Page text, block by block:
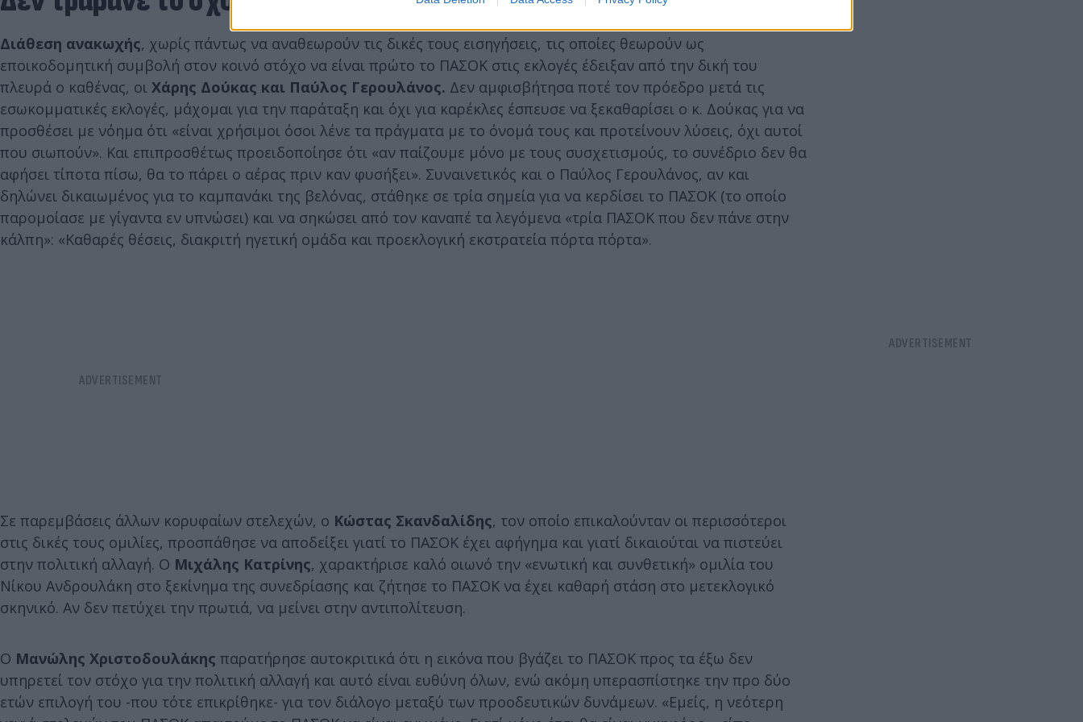
Διάθεση ανακωχής, χωρίς πάντως να αναθεωρούν τις δικές τους εισηγήσεις, τις οποίες θεωρούν ως
εποικοδομητική συμβολή στον κοινό στόχο να είναι πρώτο το ΠΑΣΟΚ στις εκλογές έδειξαν από την δική του
πλευρά ο καθένας, οι Χάρης Δούκας και Παύλος Γερουλάνος. Δεν αμφισβήτησα ποτέ τον πρόεδρο μετά τις
εσωκομματικές εκλογές, μάχομαι για την παράταξη και όχι για καρέκλες έσπευσε να ξεκαθαρίσει ο κ. Δούκας για να
προσθέσει με νόημα ότι «είναι χρήσιμοι όσοι λένε τα πράγματα με το όνομά τους και προτείνουν λύσεις, όχι αυτοί
που σιωπούν». Και επιπροσθέτως προειδοποίησε ότι «αν παίζουμε μόνο με τους συσχετισμούς, το συνέδριο δεν θα
αφήσει τίποτα πίσω, θα το πάρει ο αέρας πριν καν φυσήξει». Συναινετικός και ο Παύλος Γερουλάνος, αν και
δηλώνει δικαιωμένος για το καμπανάκι της βελόνας, στάθηκε σε τρία σημεία για να κερδίσει το ΠΑΣΟΚ (το οποίο
παρομοίασε με γίγαντα εν υπνώσει) και να σηκώσει από τον καναπέ τα λεγόμενα «τρία ΠΑΣΟΚ που δεν πάνε στην
κάλπη»: «Καθαρές θέσεις, διακριτή ηγετική ομάδα και προεκλογική εκστρατεία πόρτα πόρτα».
Σε παρεμβάσεις άλλων κορυφαίων στελεχών, ο Κώστας Σκανδαλίδης, τον οποίο επικαλούνταν οι περισσότεροι
στις δικές τους ομιλίες, προσπάθησε να αποδείξει γιατί το ΠΑΣΟΚ έχει αφήγημα και γιατί δικαιούται να πιστεύει
στην πολιτική αλλαγή. Ο Μιχάλης Κατρίνης, χαρακτήρισε καλό οιωνό την «ενωτική και συνθετική» ομιλία του
Νίκου Ανδρουλάκη στο ξεκίνημα της συνεδρίασης και ζήτησε το ΠΑΣΟΚ να έχει καθαρή στάση στο μετεκλογικό
σκηνικό. Αν δεν πετύχει την πρωτιά, να μείνει στην αντιπολίτευση.
Ο Μανώλης Χριστοδουλάκης παρατήρησε αυτοκριτικά ότι η εικόνα που βγάζει το ΠΑΣΟΚ προς τα έξω δεν
υπηρετεί τον στόχο για την πολιτική αλλαγή και αυτό είναι ευθύνη όλων, ενώ ακόμη υπερασπίστηκε την προ δύο
ετών επιλογή του -που τότε επικρίθηκε- για τον διάλογο μεταξύ των προοδευτικών δυνάμεων. «Εμείς, η νεότερη